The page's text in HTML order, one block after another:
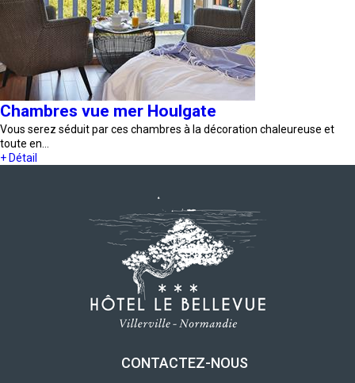
Chambres vue mer Houlgate
Vous serez séduit par ces chambres à la décoration chaleureuse et
toute en…
+ Détail
CONTACTEZ-NOUS